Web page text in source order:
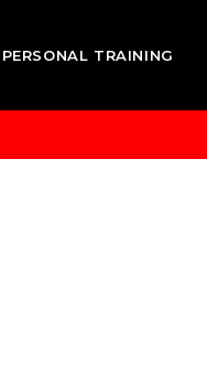
PERSONAL TRAINING